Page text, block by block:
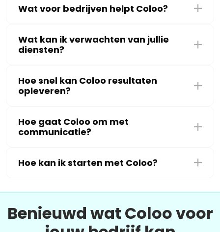
Wat voor bedrijven helpt Coloo?
Wat kan ik verwachten van jullie
diensten?
Hoe snel kan Coloo resultaten
opleveren?
Hoe gaat Coloo om met
communicatie?
Hoe kan ik starten met Coloo?
Benieuwd wat Coloo voor